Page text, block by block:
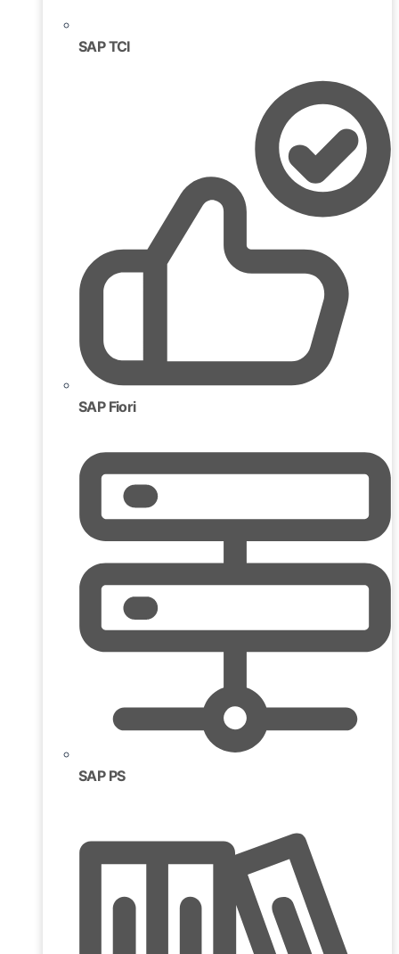
SAP TCI
SAP Fiori
SAP PS